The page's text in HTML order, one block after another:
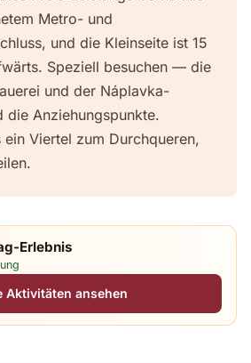
Metro- und
und die Kleinseite ist 15
Speziell besuchen — die
und der Náplavka-
die Anziehungspunkte.
ein Viertel zum Durchqueren,
Erlebnis
Aktivitäten ansehen